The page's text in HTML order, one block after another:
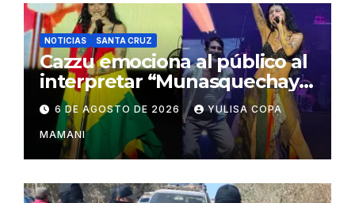
NOTICIAS SANTA CRUZ
Cazzu emociona al público al
interpretar “Munasquechay”
en su concierto en Santa
Cruz
6 DE AGOSTO DE 2026 YULISA COPA
MAMANI